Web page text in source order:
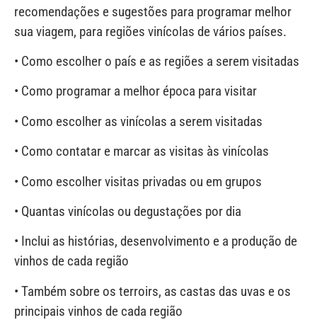
recomendações e sugestões para programar melhor
sua viagem, para regiões vinícolas de vários países.
• Como escolher o país e as regiões a serem visitadas
• Como programar a melhor época para visitar
• Como escolher as vinícolas a serem visitadas
• Como contatar e marcar as visitas às vinícolas
• Como escolher visitas privadas ou em grupos
• Quantas vinícolas ou degustações por dia
• Inclui as histórias, desenvolvimento e a produção de
vinhos de cada região
• Também sobre os terroirs, as castas das uvas e os
principais vinhos de cada região